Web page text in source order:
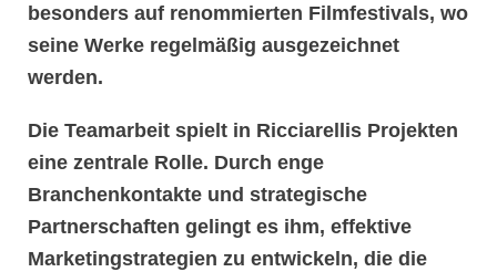
besonders auf renommierten Filmfestivals, wo
seine Werke regelmäßig ausgezeichnet
werden.
Die Teamarbeit spielt in Ricciarellis Projekten
eine zentrale Rolle. Durch enge
Branchenkontakte und strategische
Partnerschaften gelingt es ihm, effektive
Marketingstrategien zu entwickeln, die die